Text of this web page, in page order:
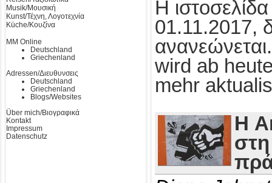
Musik/Μουσική
Kunst/Τέχνη, Λογοτεχνία
Küche/Κουζίνα
MM Online
Deutschland
Griechenland
Adressen/Διευθυνσεις
Deutschland
Griechenland
Blogs/Websites
Über mich/Βιογραφικά
Kontakt
Impressum
Datenschutz
Η
01.11.2017,
wird ab
mehr
Η